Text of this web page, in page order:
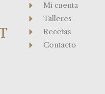
Mi cuenta
Talleres
Recetas
Contacto